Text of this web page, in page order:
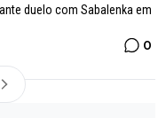
duelo com Sabalenka em
0